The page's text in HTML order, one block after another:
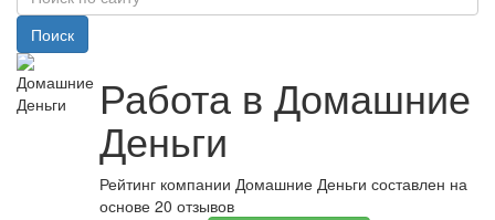
Поиск
Работа в Домашние
Деньги
Рейтинг компании Домашние Деньги составлен на
основе 20 отзывов